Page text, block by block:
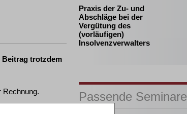
Beitrag trotzdem
Rechnung.
Praxis der Zu- und
Abschläge bei der
Vergütung des
(vorläufigen)
Insolvenzverwalters
Passende Seminare